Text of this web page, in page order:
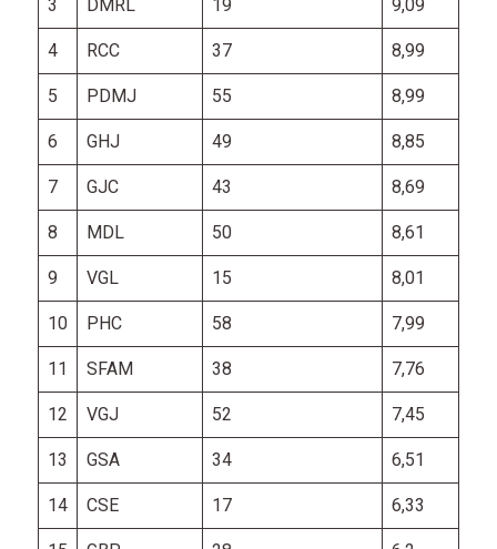
3 DMRL 19 9,09
4 RCC 37 8,99
5 PDMJ 55 8,99
6 GHJ 49 8,85
7 GJC 43 8,69
8 MDL 50 8,61
9 VGL 15 8,01
10 PHC 58 7,99
11 SFAM 38 7,76
12 VGJ 52 7,45
13 GSA 34 6,51
14 CSE 17 6,33